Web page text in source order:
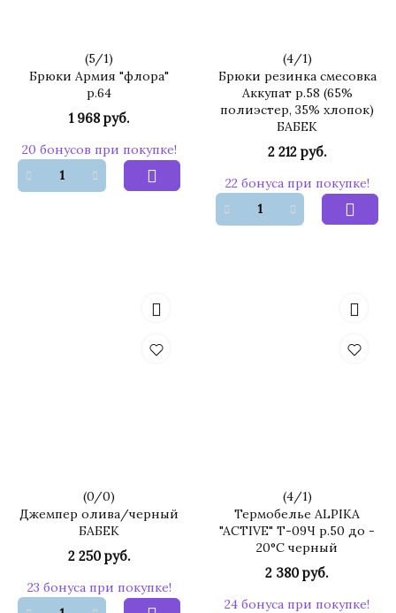
(5/1)
Брюки Армия "флора"
р.64
1 968 руб.
20 бонусов при покупке!
(4/1)
Брюки резинка смесовка
Аккупат р.58 (65%
полиэстер, 35% хлопок)
БАБЕК
2 212 руб.
22 бонуса при покупке!
(0/0)
Джемпер олива/черный
БАБЕК
2 250 руб.
23 бонуса при покупке!
(4/1)
Термобелье ALPIKA
"ACTIVE" Т-09Ч р.50 до -
20°С черный
2 380 руб.
24 бонуса при покупке!